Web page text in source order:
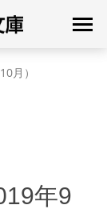
月）
年9